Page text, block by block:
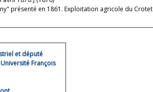
présenté en 1861. Exploitation agricole du
et député
François